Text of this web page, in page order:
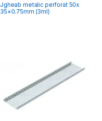
Jgheab metalic perforat 50x
35×0.75mm (3ml)